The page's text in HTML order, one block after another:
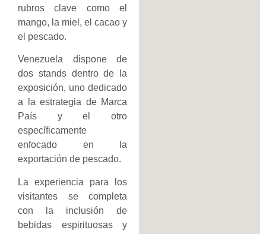
rubros clave como el
mango, la miel, el cacao y
el pescado.
Venezuela dispone de
dos stands dentro de la
exposición, uno dedicado
a la estrategia de Marca
País y el otro
específicamente
enfocado en la
exportación de pescado.
La experiencia para los
visitantes se completa
con la inclusión de
bebidas espirituosas y